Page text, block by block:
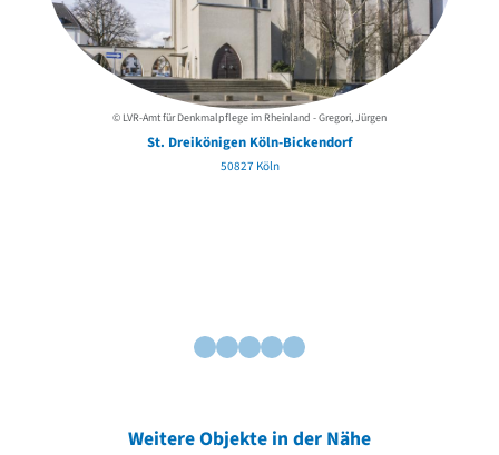
© LVR-Amt für Denkmalpflege im Rheinland - Gregori, Jürgen
St. Dreikönigen Köln-Bickendorf
50827 Köln
Weitere Objekte in der Nähe